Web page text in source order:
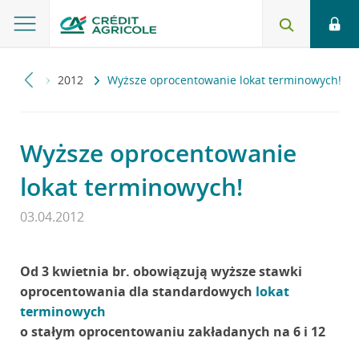
2012 Wyższe oprocentowanie lokat terminowych!
Wyższe oprocentowanie
lokat terminowych!
03.04.2012
Od 3 kwietnia br. obowiązują wyższe stawki
oprocentowania dla standardowych lokat
terminowych
o stałym oprocentowaniu zakładanych na 6 i 12